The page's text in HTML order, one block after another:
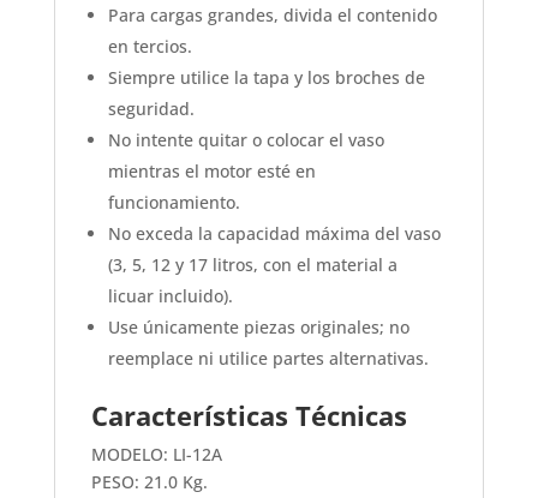
Para cargas grandes, divida el contenido
en tercios.
Siempre utilice la tapa y los broches de
seguridad.
No intente quitar o colocar el vaso
mientras el motor esté en
funcionamiento.
No exceda la capacidad máxima del vaso
(3, 5, 12 y 17 litros, con el material a
licuar incluido).
Use únicamente piezas originales; no
reemplace ni utilice partes alternativas.
Características Técnicas
MODELO: LI-12A
PESO: 21.0 Kg.